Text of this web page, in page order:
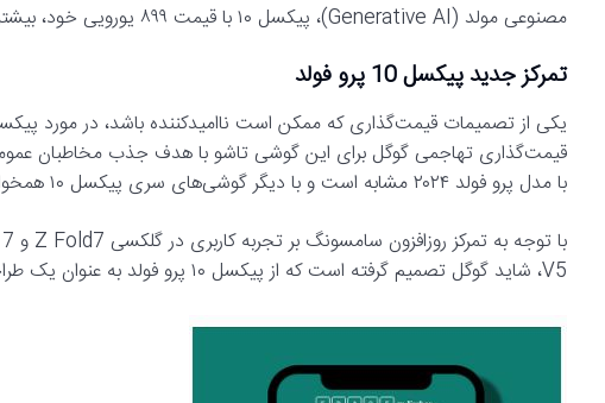
مصنوعی مولد (Generative AI)، پیکسل ۱۰ با قیمت ۸۹۹ یورویی خود، بیشترین پتانسیل را برای تغییر شکل بازار دارد.
تمرکز جدید پیکسل 10 پرو فولد
با مدل پرو فولد ۲۰۲۴ مشابه است و با دیگر گوشی‌های سری پیکسل ۱۰ همخوانی دارد.
V5، شاید گوگل تصمیم گرفته است که از پیکسل ۱۰ پرو فولد به عنوان یک طراحی مرجع برای این بخش از بازار استفاده کند.